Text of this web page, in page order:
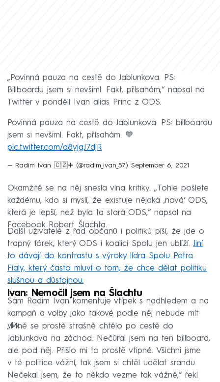
„Povinná pauza na cestě do Jablunkova. PS:
Billboardu jsem si nevšiml. Fakt, přísahám,“ napsal na
Twitter v pondělí Ivan alias Princ z ODS.
Povinná pauza na cestě do Jablunkova. PS: billboardu
jsem si nevšiml. Fakt, přísahám. 💙
pic.twitter.com/a8yjgJ7djR
— Radim Ivan 🇨🇿➕ (@radim_ivan_57) September 6, 2021
Okamžitě se na něj snesla vlna kritiky. „Tohle pošlete
každému, kdo si myslí, že existuje nějaká ‚nová‘ ODS,
která je lepší, než byla ta stará ODS,“ napsal na
Facebook Robert Šlachta.
Další uživatelé z řad občanů i politiků píší, že jde o
trapný fórek, který ODS i koalici Spolu jen ublíží. Jiní
to dávají do kontrastu s výroky lídra Spolu Petra
Fialy, který často mluví o tom, že chce dělat politiku
slušnou a důstojnou.
Ivan: Nemočil jsem na Šlachtu
Sám Radim Ivan komentuje vtípek s nadhledem a na
kampaň a volby jako takové podle něj nebude mít
vliv.
„Mně se prostě strašně chtělo po cestě do
Jablunkova na záchod. Nečůral jsem na ten billboard,
ale pod něj. Přišlo mi to prostě vtipné. Všichni jsme
v té politice vážní, tak jsem si chtěl udělat srandu.
Nečekal jsem, že to někdo vezme tak vážně,“ řekl